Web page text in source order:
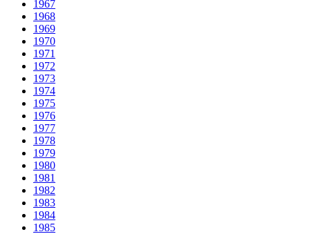
1967
1968
1969
1970
1971
1972
1973
1974
1975
1976
1977
1978
1979
1980
1981
1982
1983
1984
1985